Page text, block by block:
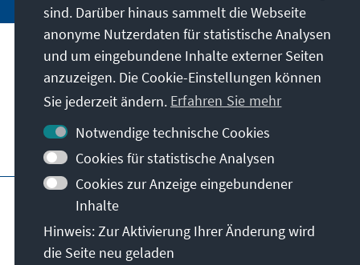
Unser Auftrag
Kontakt
Weitere Angebote der Stiftung
Impressum
Datenschutz
Nutzungsbedingungen
Erklärung zur Barrierefreiheit
Barriere melden
Sitemap
sind. Darüber hinaus sammelt die Webseite
anonyme Nutzerdaten für statistische Analysen
und um eingebundene Inhalte externer Seiten
anzuzeigen. Die Cookie-Einstellungen können
Sie jederzeit ändern. Erfahren Sie mehr
Notwendige technische Cookies
Cookies für statistische Analysen
Cookies zur Anzeige eingebundener
Inhalte
Hinweis: Zur Aktivierung Ihrer Änderung wird
die Seite neu geladen